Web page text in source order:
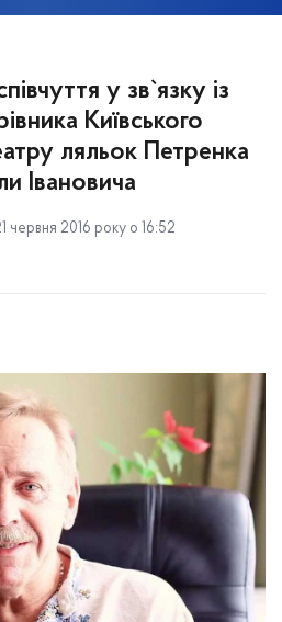
у зв`язку із
Київського
ляльок Петренка
Івановича
червня 2016 року о 16:52